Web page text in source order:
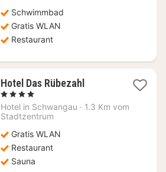
€
Schwimmbad
Gratis WLAN
Restaurant
Hotel Das Rübezahl1
ab
, 4 Sterne
Hotel in Schwangau · 1.3 Km vom
Stadtzentrum
Gratis WLAN
Restaurant
Sauna